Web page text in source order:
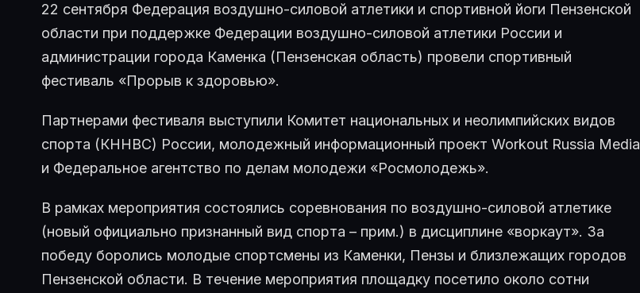
22 сентября Федерация воздушно-силовой атлетики и спортивной йоги Пензенской
области при поддержке Федерации воздушно-силовой атлетики России и
администрации города Каменка (Пензенская область) провели спортивный
фестиваль «Прорыв к здоровью».
Партнерами фестиваля выступили Комитет национальных и неолимпийских видов
спорта (КННВС) России, молодежный информационный проект Workout Russia Media
и Федеральное агентство по делам молодежи «Росмолодежь».
В рамках мероприятия состоялись соревнования по воздушно-силовой атлетике
(новый официально признанный вид спорта – прим.) в дисциплине «воркаут». За
победу боролись молодые спортсмены из Каменки, Пензы и близлежащих городов
Пензенской области. В течение мероприятия площадку посетило около сотни